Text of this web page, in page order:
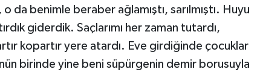
da benimle beraber ağlamıştı, sarılmıştı. Huyu
giderdik. Saçlarımı her zaman tutardı,
kopartır yere atardı. Eve girdiğinde çocuklar
birinde yine beni süpürgenin demir borusuyla